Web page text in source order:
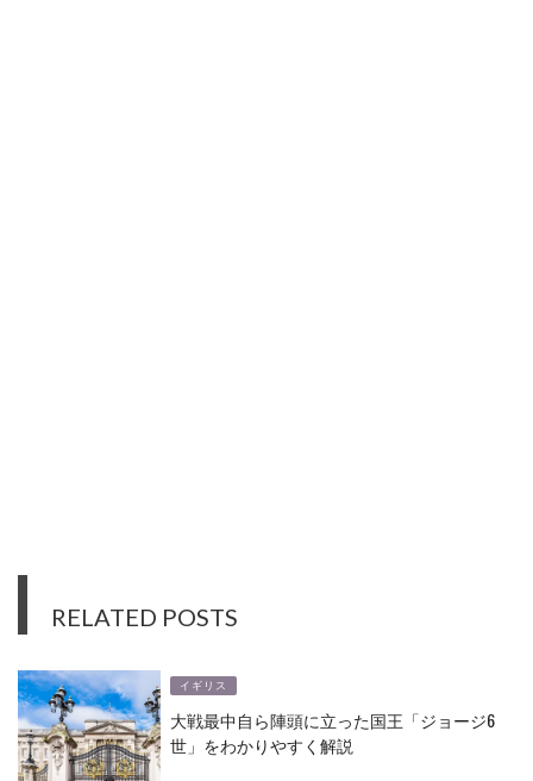
RELATED POSTS
イギリス
大戦最中自ら陣頭に立った国王「ジョージ6
世」をわかりやすく解説